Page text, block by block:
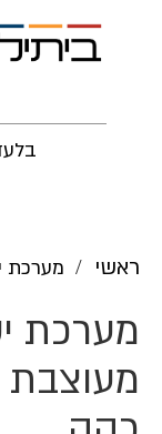
ראשי מערכת
מערכת
מעוצבת